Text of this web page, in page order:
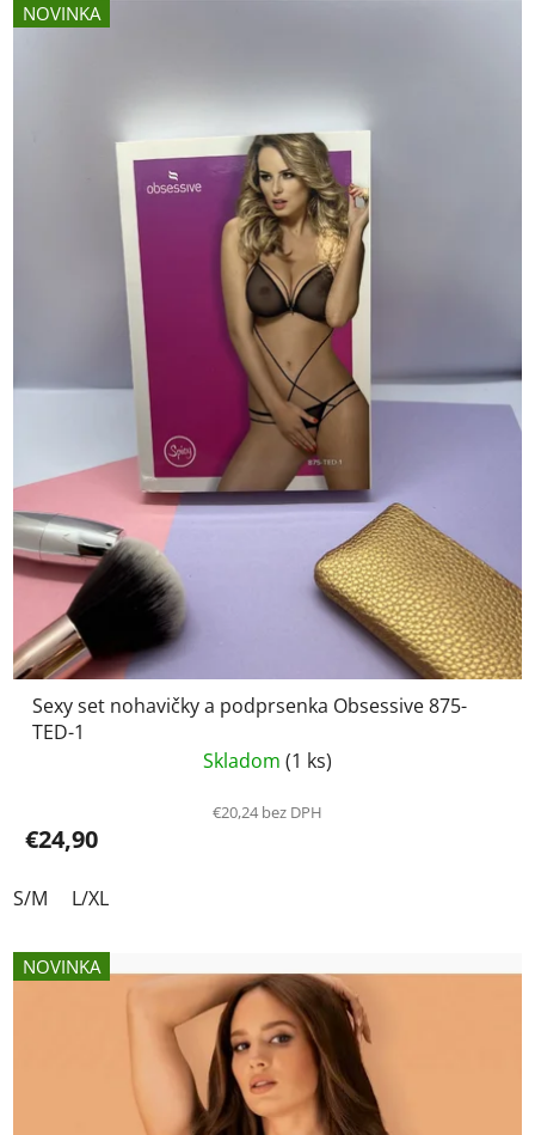
NOVINKA
Sexy set nohavičky a podprsenka Obsessive 875-
TED-1
Skladom (1 ks)
€20,24 bez DPH
€24,90
S/M L/XL
NOVINKA